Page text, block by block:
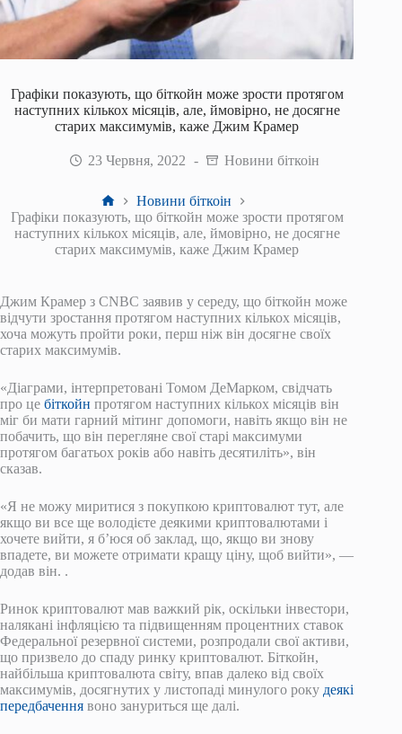
Графіки показують, що біткойн може зрости протягом
наступних кількох місяців, але, ймовірно, не досягне
старих максимумів, каже Джим Крамер
23 Червня, 2022 Новини біткоін
Головна
Новини біткоін
Графіки показують, що біткойн може зрости протягом
наступних кількох місяців, але, ймовірно, не досягне
старих максимумів, каже Джим Крамер
Джим Крамер з CNBC заявив у середу, що біткойн може
відчути зростання протягом наступних кількох місяців,
хоча можуть пройти роки, перш ніж він досягне своїх
старих максимумів.
«Діаграми, інтерпретовані Томом ДеМарком, свідчать
про це біткойн протягом наступних кількох місяців він
міг би мати гарний мітинг допомоги, навіть якщо він не
побачить, що він перегляне свої старі максимуми
протягом багатьох років або навіть десятиліть», він
сказав.
«Я не можу миритися з покупкою криптовалют тут, але
якщо ви все ще володієте деякими криптовалютами і
хочете вийти, я б’юся об заклад, що, якщо ви знову
впадете, ви можете отримати кращу ціну, щоб вийти», —
додав він. .
Ринок криптовалют мав важкий рік, оскільки інвестори,
налякані інфляцією та підвищенням процентних ставок
Федеральної резервної системи, розпродали свої активи,
що призвело до спаду ринку криптовалют. Біткойн,
найбільша криптовалюта світу, впав далеко від своїх
максимумів, досягнутих у листопаді минулого року деякі
передбачення воно зануриться ще далі.